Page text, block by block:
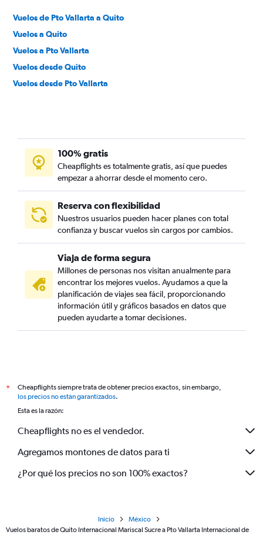
Vuelos de Pto Vallarta a Quito
Vuelos a Quito
Vuelos a Pto Vallarta
Vuelos desde Quito
Vuelos desde Pto Vallarta
100% gratis
Cheapflights es totalmente gratis, así que puedes
empezar a ahorrar desde el momento cero.
Reserva con flexibilidad
Nuestros usuarios pueden hacer planes con total
confianza y buscar vuelos sin cargos por cambios.
Viaja de forma segura
Millones de personas nos visitan anualmente para
encontrar los mejores vuelos. Ayudamos a que la
planificación de viajes sea fácil, proporcionando
información útil y gráficos basados en datos que
pueden ayudarte a tomar decisiones.
*
Cheapflights siempre trata de obtener precios exactos, sin embargo,
los precios no están garantizados.
Esta es la razón:
Cheapflights no es el vendedor.
Agregamos montones de datos para ti
¿Por qué los precios no son 100% exactos?
Inicio
México
Vuelos baratos de Quito Internacional Mariscal Sucre a Pto Vallarta Internacional de